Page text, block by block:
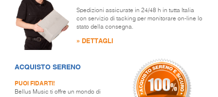
Spedizioni assicurate in 24/48 h in tutta Italia
con servizio di tacking per monitorare on-line lo
stato della consegna.
» DETTAGLI
ACQUISTO SERENO
PUOI FIDARTI!
Bellus Music ti offre un mondo di